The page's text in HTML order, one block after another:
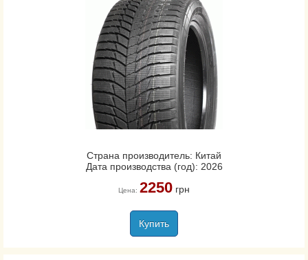
Страна производитель: Китай
Дата производства (год): 2026
Цена: 2250грн
Купить